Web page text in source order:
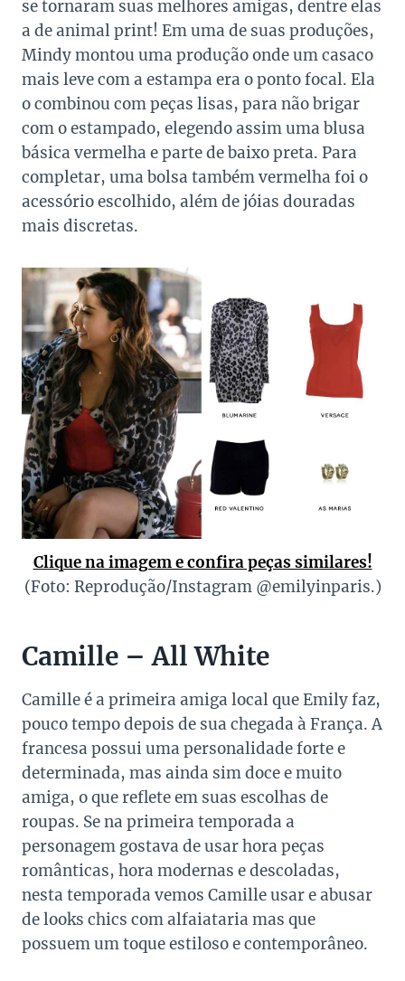
se tornaram suas melhores amigas, dentre elas
a de animal print! Em uma de suas produções,
Mindy montou uma produção onde um casaco
mais leve com a estampa era o ponto focal. Ela
o combinou com peças lisas, para não brigar
com o estampado, elegendo assim uma blusa
básica vermelha e parte de baixo preta. Para
completar, uma bolsa também vermelha foi o
acessório escolhido, além de jóias douradas
mais discretas.
Clique na imagem e confira peças similares!
(Foto: Reprodução/Instagram @emilyinparis.)
Camille – All White
Camille é a primeira amiga local que Emily faz,
pouco tempo depois de sua chegada à França. A
francesa possui uma personalidade forte e
determinada, mas ainda sim doce e muito
amiga, o que reflete em suas escolhas de
roupas. Se na primeira temporada a
personagem gostava de usar hora peças
românticas, hora modernas e descoladas,
nesta temporada vemos Camille usar e abusar
de looks chics com alfaiataria mas que
possuem um toque estiloso e contemporâneo.